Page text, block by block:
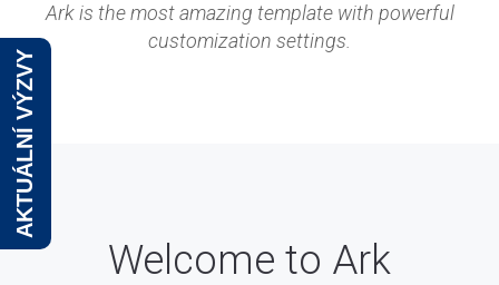
Ark is the most amazing template with powerful
customization settings.
Welcome to Ark
AKTUÁLNÍ VÝZVY